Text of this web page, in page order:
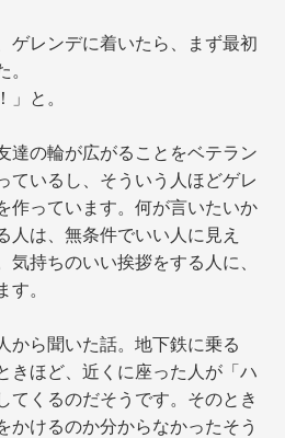
ゲレンデに着いたら、まず最初
。
」と。
達の輪が広がることをベテラン
ているし、そういう人ほどゲレ
作っています。何が言いたいか
人は、無条件でいい人に見え
気持ちのいい挨拶をする人に、
す。
から聞いた話。地下鉄に乗る
きほど、近くに座った人が「ハ
てくるのだそうです。そのとき
かけるのか分からなかったそう